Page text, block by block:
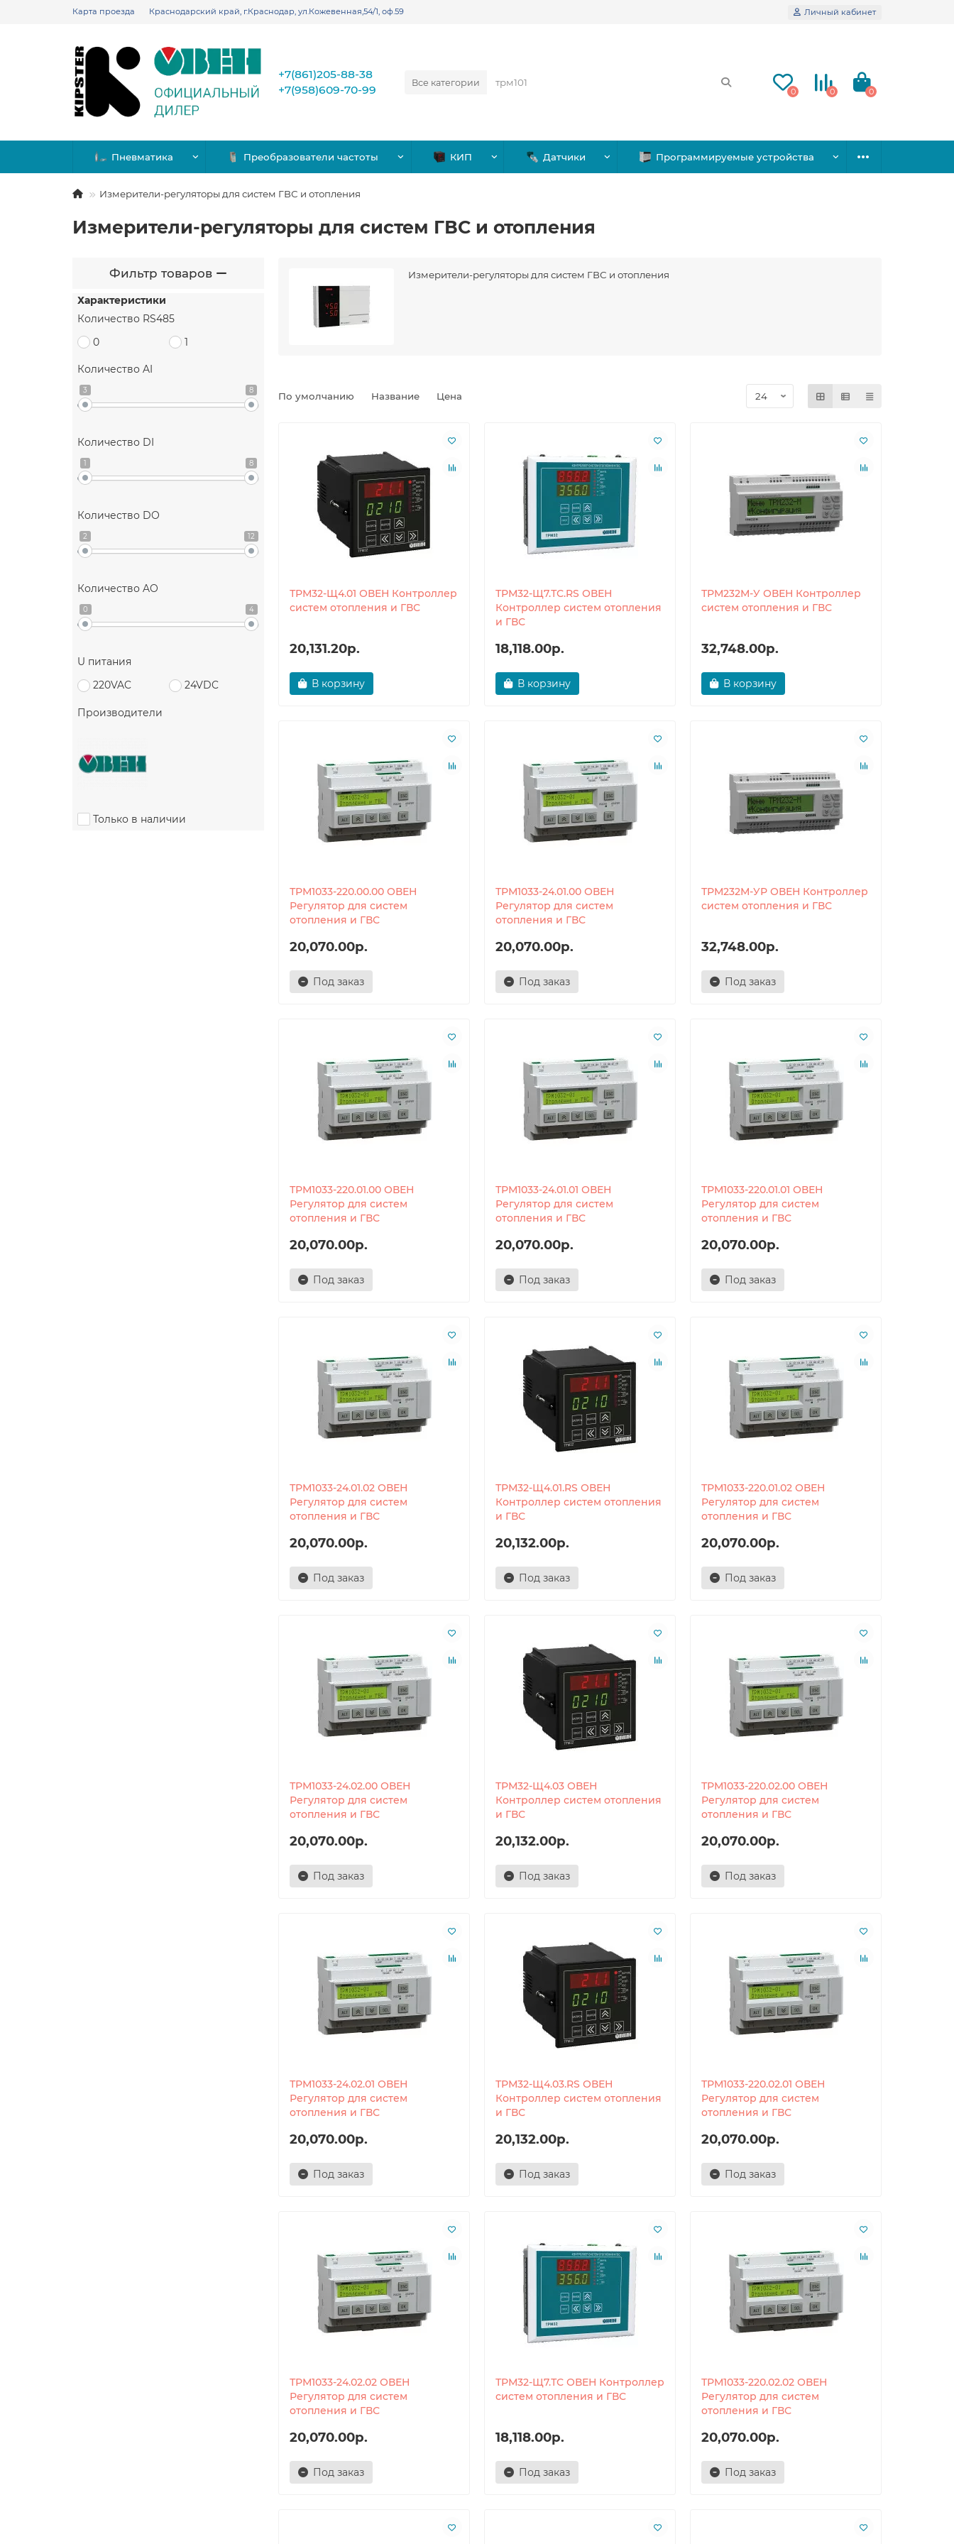
Карта проезда Краснодарский край, г.Краснодар, ул.Кожевенная,54/1, оф.59 Личный кабинет
Все категории
+7(861)205-88-38
+7(958)609-70-99
0 0 0
Пневматика Преобразователи частоты КИП Датчики Программируемые устройства
Измерители-регуляторы для систем ГВС и отопления
Измерители-регуляторы для систем ГВС и отопления
Фильтр товаров
Характеристики
Количество RS485
0
1
Количество AI
3 8
Количество DI
1 8
Количество DO
2 12
Количество AO
0 4
U питания
220VAC
24VDC
Производители
Только в наличии
Измерители-регуляторы для систем ГВС и отопления
По умолчанию Название Цена
ТРМ32-Щ4.01 ОВЕН Контроллер
систем отопления и ГВС
20,131.20р.
В корзину
ТРМ32-Щ7.ТС.RS ОВЕН
Контроллер систем отопления
и ГВС
18,118.00р.
В корзину
ТРМ232М-У ОВЕН Контроллер
систем отопления и ГВС
32,748.00р.
В корзину
ТРМ1033-220.00.00 ОВЕН
Регулятор для систем
отопления и ГВС
20,070.00р.
Под заказ
ТРМ1033-24.01.00 ОВЕН
Регулятор для систем
отопления и ГВС
20,070.00р.
Под заказ
ТРМ232М-УР ОВЕН Контроллер
систем отопления и ГВС
32,748.00р.
Под заказ
ТРМ1033-220.01.00 ОВЕН
Регулятор для систем
отопления и ГВС
20,070.00р.
Под заказ
ТРМ1033-24.01.01 ОВЕН
Регулятор для систем
отопления и ГВС
20,070.00р.
Под заказ
ТРМ1033-220.01.01 ОВЕН
Регулятор для систем
отопления и ГВС
20,070.00р.
Под заказ
ТРМ1033-24.01.02 ОВЕН
Регулятор для систем
отопления и ГВС
20,070.00р.
Под заказ
ТРМ32-Щ4.01.RS ОВЕН
Контроллер систем отопления
и ГВС
20,132.00р.
Под заказ
ТРМ1033-220.01.02 ОВЕН
Регулятор для систем
отопления и ГВС
20,070.00р.
Под заказ
ТРМ1033-24.02.00 ОВЕН
Регулятор для систем
отопления и ГВС
20,070.00р.
Под заказ
ТРМ32-Щ4.03 ОВЕН
Контроллер систем отопления
и ГВС
20,132.00р.
Под заказ
ТРМ1033-220.02.00 ОВЕН
Регулятор для систем
отопления и ГВС
20,070.00р.
Под заказ
ТРМ1033-24.02.01 ОВЕН
Регулятор для систем
отопления и ГВС
20,070.00р.
Под заказ
ТРМ32-Щ4.03.RS ОВЕН
Контроллер систем отопления
и ГВС
20,132.00р.
Под заказ
ТРМ1033-220.02.01 ОВЕН
Регулятор для систем
отопления и ГВС
20,070.00р.
Под заказ
ТРМ1033-24.02.02 ОВЕН
Регулятор для систем
отопления и ГВС
20,070.00р.
Под заказ
ТРМ32-Щ7.ТС ОВЕН Контроллер
систем отопления и ГВС
18,118.00р.
Под заказ
ТРМ1033-220.02.02 ОВЕН
Регулятор для систем
отопления и ГВС
20,070.00р.
Под заказ